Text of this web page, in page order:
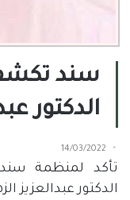
سند
الدكتور
14/03/2022
تأكد لمنظمة
الدكتور عبدالعزيز